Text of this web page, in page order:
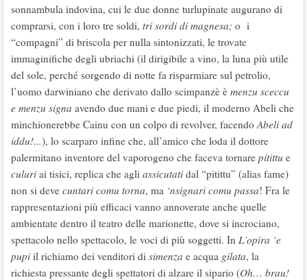
sonnambula indovina, cui le due donne turlupinate augurano di
comprarsi, con i loro tre soldi, tri sordi di magnesa; o i
“compagni” di briscola per nulla sintonizzati, le trovate
immaginifiche degli ubriachi (il dirigibile a vino, la luna più utile
del sole, perché sorgendo di notte fa risparmiare sul petrolio,
l’uomo darwiniano che derivato dallo scimpanzè è menzu sceccu
e menzu signa avendo due mani e due piedi, il moderno Abeli che
minchionerebbe Cainu con un colpo di revolver, facendoAbeli ad
iddu!...), lo scarparo infine che, all’amico che loda il dottore
palermitano inventore del vaporogeno che faceva tornare pitittu e
culuri ai tisici, replica che agli assicutati dal “pitittu” (alias fame)
non si deve cuntari comu torna, ma ‘nsignari comu passa! Fra le
rappresentazioni più efficaci vanno annoverate anche quelle
ambientate dentro il teatro delle marionette, dove si incrociano,
spettacolo nello spettacolo, le voci di più soggetti. In L’opira ‘e
pupi il richiamo dei venditori di simenza e acqua gilata, la
richiesta pressante degli spettatori di alzare il sipario (Oh… brau!